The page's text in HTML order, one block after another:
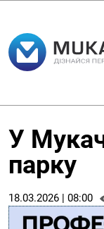
У
парку
18.03.2026 | 08:00